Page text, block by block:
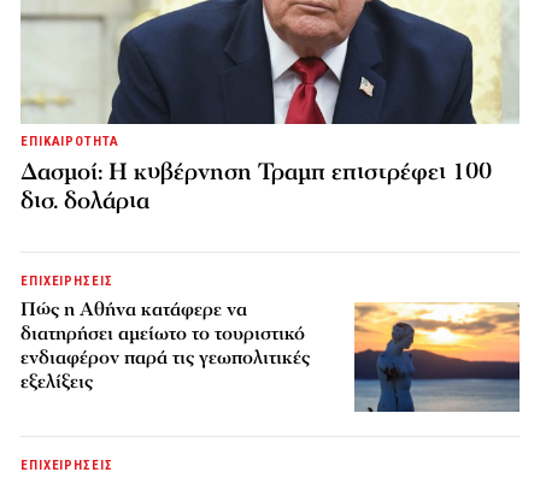
ΕΠΙΚΑΙΡΟΤΗΤΑ
Δασμοί: Η κυβέρνηση Τραμπ επιστρέφει 100
δισ. δολάρια
ΕΠΙΧΕΙΡΗΣΕΙΣ
Πώς η Αθήνα κατάφερε να
διατηρήσει αμείωτο το τουριστικό
ενδιαφέρον παρά τις γεωπολιτικές
εξελίξεις
ΕΠΙΧΕΙΡΗΣΕΙΣ